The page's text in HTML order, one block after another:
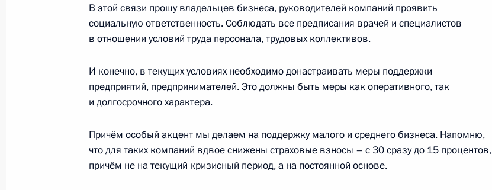
21 октября 2020 года, среда
Рабочая встреча с Заместителем Председателя Правительства
21 октября 2020 года, 17:35 Московская область, Ново-Огарёво
Встреча с Никитой Михалковым
21 октября 2020 года, 17:00 Московская область, Ново-Огарёво
3
В этой связи прошу владельцев бизнеса, руководителей компаний проявить
социальную ответственность. Соблюдать все предписания врачей и специалистов
в отношении условий труда персонала, трудовых коллективов.
И конечно, в текущих условиях необходимо донастраивать меры поддержки
предприятий, предпринимателей. Это должны быть меры как оперативного, так
и долгосрочного характера.
Причём особый акцент мы делаем на поддержку малого и среднего бизнеса. Напомню,
что для таких компаний вдвое снижены страховые взносы – с 30 сразу до 15 процентов,
причём не на текущий кризисный период, а на постоянной основе.